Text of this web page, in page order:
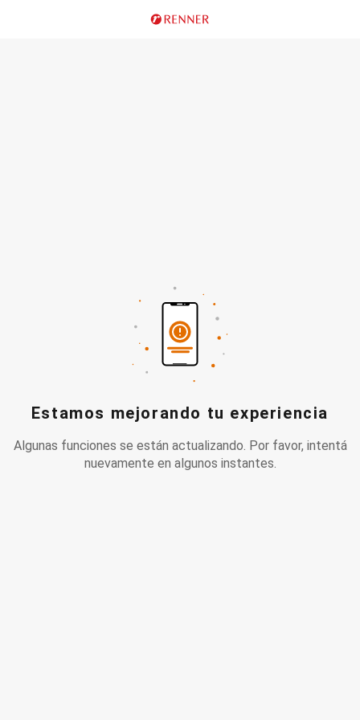
Estamos mejorando tu experiencia
Algunas funciones se están actualizando. Por favor, intentá
nuevamente en algunos instantes.